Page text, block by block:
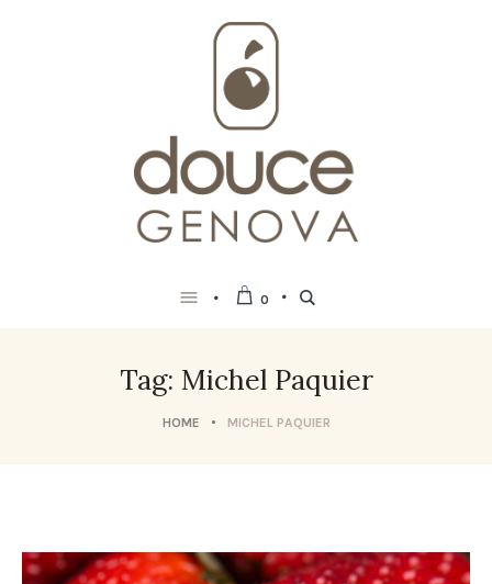
0
Tag: Michel Paquier
HOME MICHEL PAQUIER